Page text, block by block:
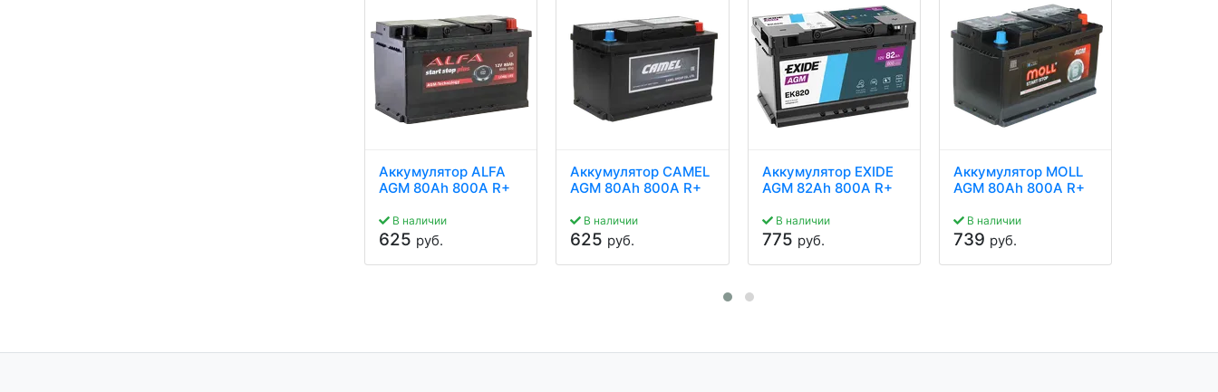
Аккумулятор ALFA
AGM 80Ah 800A R+
В наличии
625 руб.
Аккумулятор CAMEL
AGM 80Ah 800A R+
В наличии
625 руб.
Аккумулятор EXIDE
AGM 82Ah 800A R+
В наличии
775 руб.
Аккумулятор MOLL
AGM 80Ah 800A R+
В наличии
739 руб.